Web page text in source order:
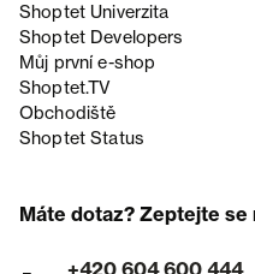
Shoptet Univerzita
Shoptet Developers
Můj první e-shop
Shoptet.TV
Obchodiště
Shoptet Status
Máte dotaz? Zeptejte se